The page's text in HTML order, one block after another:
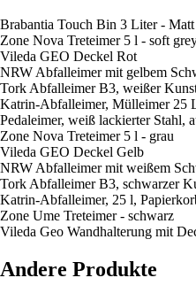
Brabantia Touch Bin 3 Liter - Matt
Zone Nova Treteimer 5 l - soft
Vileda GEO Deckel Rot
NRW Abfalleimer mit gelbem
Tork Abfalleimer B3, weißer
Katrin-Abfalleimer, Mülleimer 25
Pedaleimer, weiß lackierter Stahl,
Zone Nova Treteimer 5 l - grau
Vileda GEO Deckel Gelb
NRW Abfalleimer mit weißem
Tork Abfalleimer B3, schwarzer
Katrin-Abfalleimer, 25 l,
Zone Ume Treteimer - schwarz
Vileda Geo Wandhalterung mit
Andere Produkte